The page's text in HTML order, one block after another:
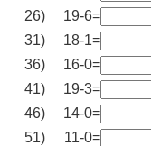
26)
19-6=
31)
18-1=
36)
16-0=
41)
19-3=
46)
14-0=
51)
11-0=